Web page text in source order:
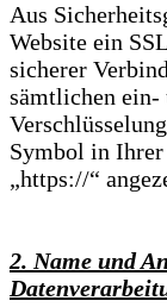
Aus
Website ein
sicherer
sämtlichen ein-
Symbol in Ihrer
„https://“
2. Name und